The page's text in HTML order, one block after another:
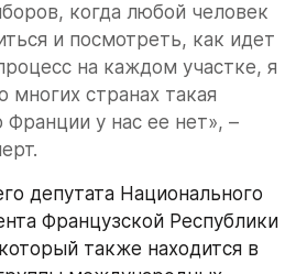
когда любой человек
и посмотреть, как идет
на каждом участке, я
многих странах такая
Франции у нас ее нет», –
депутата Национального
Французской Республики
также находится в